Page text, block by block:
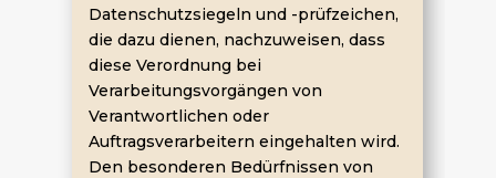
Datenschutzsiegeln und -prüfzeichen,
die dazu dienen, nachzuweisen, dass
diese Verordnung bei
Verarbeitungsvorgängen von
Verantwortlichen oder
Auftragsverarbeitern eingehalten wird.
Den besonderen Bedürfnissen von